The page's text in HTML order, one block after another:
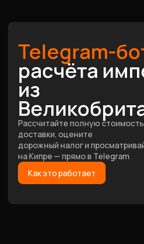
Telegram-
расчёта
из
Рассчитайте полную
доставки, оцените
дорожный налог и
на Кипре — прямо в Telegram
Как это работает